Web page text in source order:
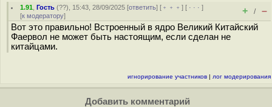
1.91 ,Гость (??), 15:43, 28/09/2025 [ответить] [ ﹢﹢﹢] [ · · ·]
[к модератору] + / –
Вот это правильно! Встроенный в ядро Великий Китайский
Фаервол не может быть настоящим, если сделан не
китайцами.
игнорирование участников | лог модерирования
Добавить комментарий